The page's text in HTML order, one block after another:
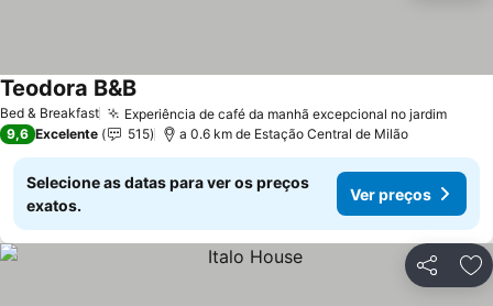
Bed & Breakfast Experiência de café da manhã excepcional no jardimVer
Teodora B&BVer preços
9,6 Excelente 515 a 0.6 km de Estação Central de Milão
Selecione as datas para ver os preços
exatos.
Ver preços
Partilhar